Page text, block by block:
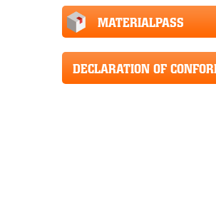
MATERIALPASS
DECLARATION OF